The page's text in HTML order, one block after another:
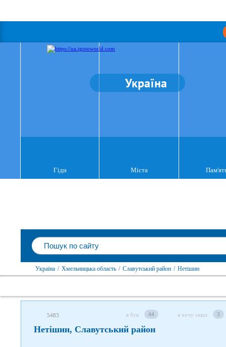
Україна
Гіди Міста
Україна / Хмельницька область / Славутський район / Нетішин
5483 я був 44 я хочу сюди 3
Нетішин, Славутський район
Слідкуйте за нами в соцмережах